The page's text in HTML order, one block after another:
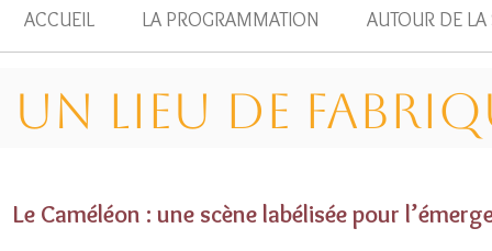
ACCUEIL LA PROGRAMMATION AUTOUR DE
Un lieu de
Le Caméléon : une scènelabéliséepour